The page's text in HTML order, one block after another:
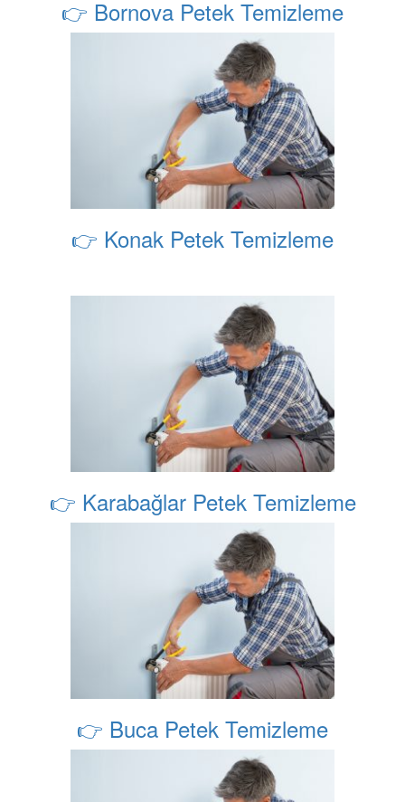
👉 Bornova Petek Temizleme
👉 Konak Petek Temizleme
👉 Karabağlar Petek Temizleme
👉 Buca Petek Temizleme